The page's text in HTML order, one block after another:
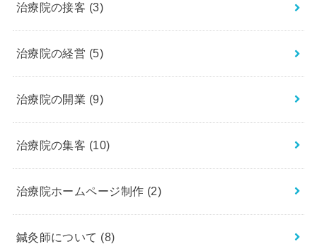
治療院の接客 (3)
治療院の経営 (5)
治療院の開業 (9)
治療院の集客 (10)
治療院ホームページ制作 (2)
鍼灸師について (8)